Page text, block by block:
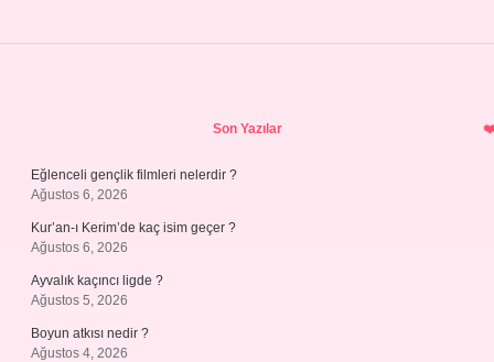
Son Yazılar
Eğlenceli gençlik filmleri nelerdir ?
Ağustos 6, 2026
Kur’an-ı Kerim’de kaç isim geçer ?
Ağustos 6, 2026
Ayvalık kaçıncı ligde ?
Ağustos 5, 2026
Boyun atkısı nedir ?
Ağustos 4, 2026